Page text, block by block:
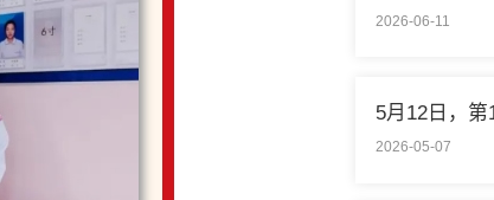
2026-06-11
2026-05-07